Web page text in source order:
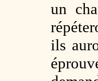
un
ils